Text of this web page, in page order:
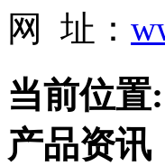
网 址：
当前位置:
产品资讯